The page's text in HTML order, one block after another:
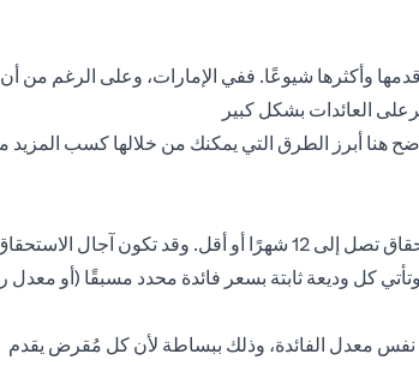
وأكثرها شيوعًا. ففي الإمارات، وعلى الرغم من أن
العائدات بشكل كبير
هنا أبرز الطرق التي يمكنك من خلالها كسب المزيد
معظم الودائع الثابتة في الإمارات عبارة عن ودائع قصيرة الأجل بآجال استحقاق تصل إلى 12 شهرًا أو أقل. وقد تكون آجال
كل وديعة ثابتة بسعر فائدة محدد مسبقًا (أو معدل
نفس معدل الفائدة، وذلك ببساطة لأن كل مُقرض يقدم